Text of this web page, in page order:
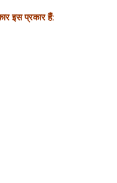
इस प्रकार हैं: